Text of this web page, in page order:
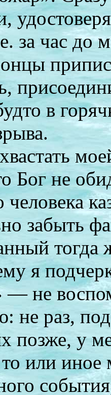
за час до
в
Бог не
забыть
тогда
я
— не
не раз,
позже, у
или иное